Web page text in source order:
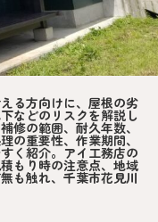
る方向けに、屋根の劣
などのリスクを解説し
修の範囲、耐久年数、
の重要性、作業期間、
く紹介。アイ工務店の
もり時の注意点、地域
も触れ、千葉市花見川